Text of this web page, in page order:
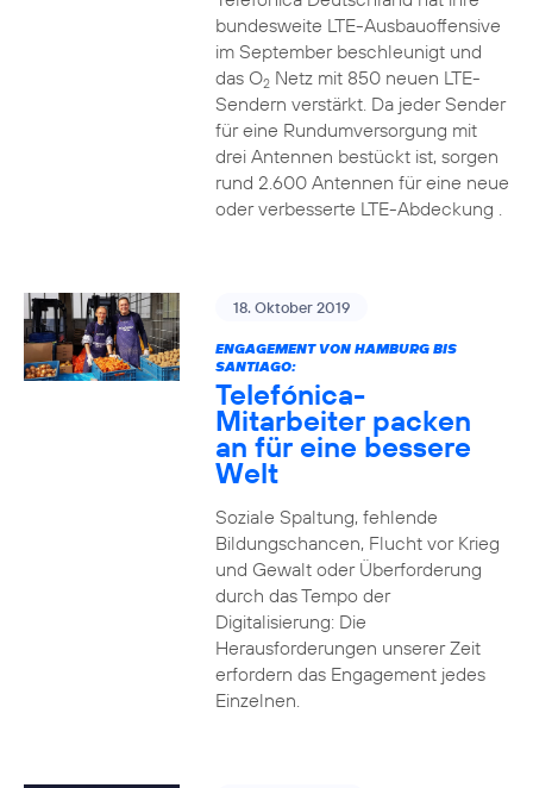
bundesweite LTE-Ausbauoffensive
im September beschleunigt und
das O2Netz mit 850 neuen LTE-
Sendern verstärkt. Da jeder Sender
für eine Rundumversorgung mit
drei Antennen bestückt ist, sorgen
rund 2.600 Antennen für eine neue
oder verbesserte LTE-Abdeckung .
18. Oktober 2019
ENGAGEMENT VON HAMBURG BIS
SANTIAGO:
Telefónica-
Mitarbeiter packen
an für eine bessere
Welt
Soziale Spaltung, fehlende
Bildungschancen, Flucht vor Krieg
und Gewalt oder Überforderung
durch das Tempo der
Digitalisierung: Die
Herausforderungen unserer Zeit
erfordern das Engagement jedes
Einzelnen.